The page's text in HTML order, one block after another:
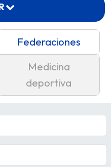
Federaciones
Medicina
deportiva